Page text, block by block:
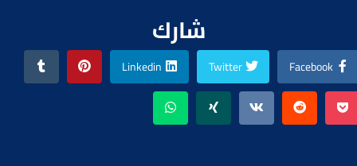
شارك
Facebook
Twitter
Linkedin